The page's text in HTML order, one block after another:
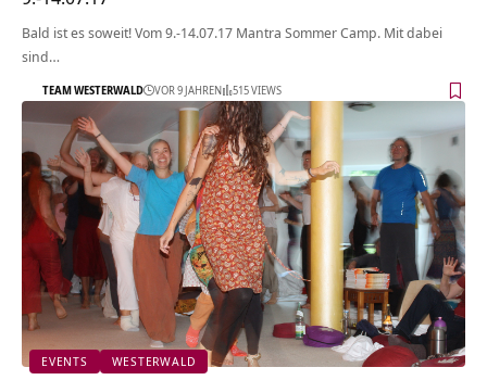
Bald ist es soweit! Vom 9.-14.07.17 Mantra Sommer Camp. Mit dabei
sind…
TEAM WESTERWALD VOR 9 JAHREN 515 VIEWS
EVENTS WESTERWALD